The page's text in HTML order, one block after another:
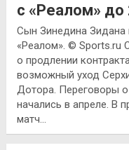
с «Реалом» до
Сын Зинедина Зидана
«Реалом». © Sports.ru
о продлении
возможный уход
Дотора. Переговоры
начались в апреле. В
матч…